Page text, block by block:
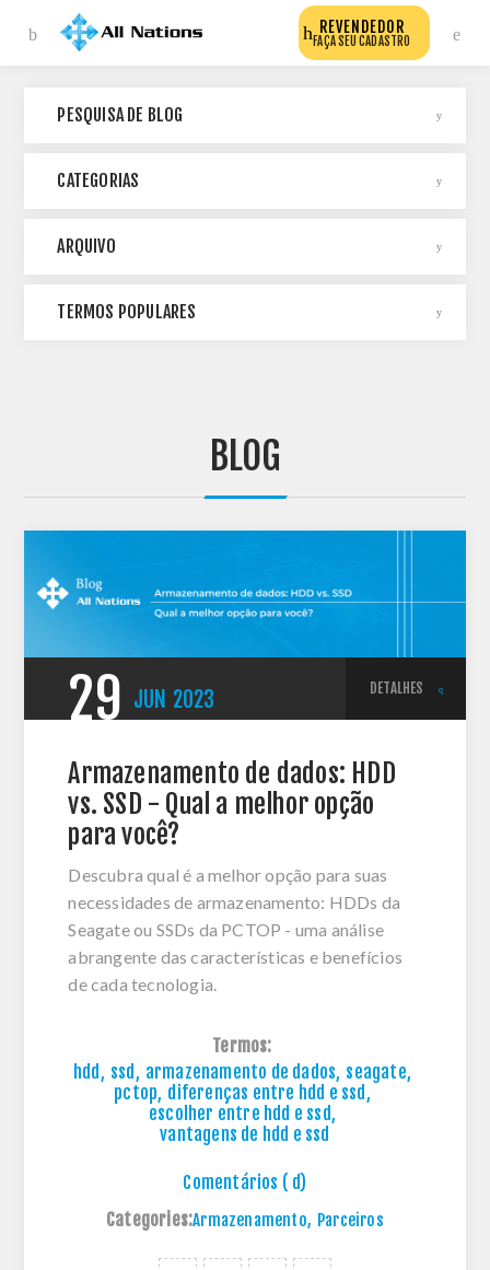
REVENDEDOR
FAÇA SEU CADASTRO
BLOG
29 JUN 2023 DETALHES
Armazenamento de dados: HDD
vs. SSD - Qual a melhor opção
para você?
Descubra qual é a melhor opção para suas
necessidades de armazenamento: HDDs da
Seagate ou SSDs da PCTOP - uma análise
abrangente das características e benefícios
de cada tecnologia.
Termos:
hdd , ssd , armazenamento de dados, seagate,
pctop, diferenças entre hdd e ssd ,
escolher entre hdd e ssd,
vantagens de hdd e ssd
Comentários ( d)
Categories:Armazenamento, Parceiros
PESQUISA DE BLOG
CATEGORIAS
ARQUIVO
TERMOS POPULARES